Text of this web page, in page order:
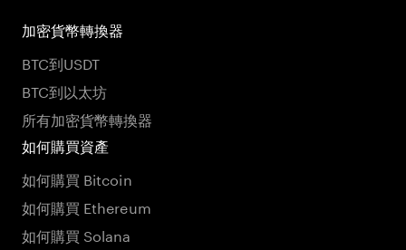
加密貨幣轉換器
BTC到USDT
BTC到以太坊
所有加密貨幣轉換器
如何購買資產
如何購買 Bitcoin
如何購買 Ethereum
如何購買 Solana